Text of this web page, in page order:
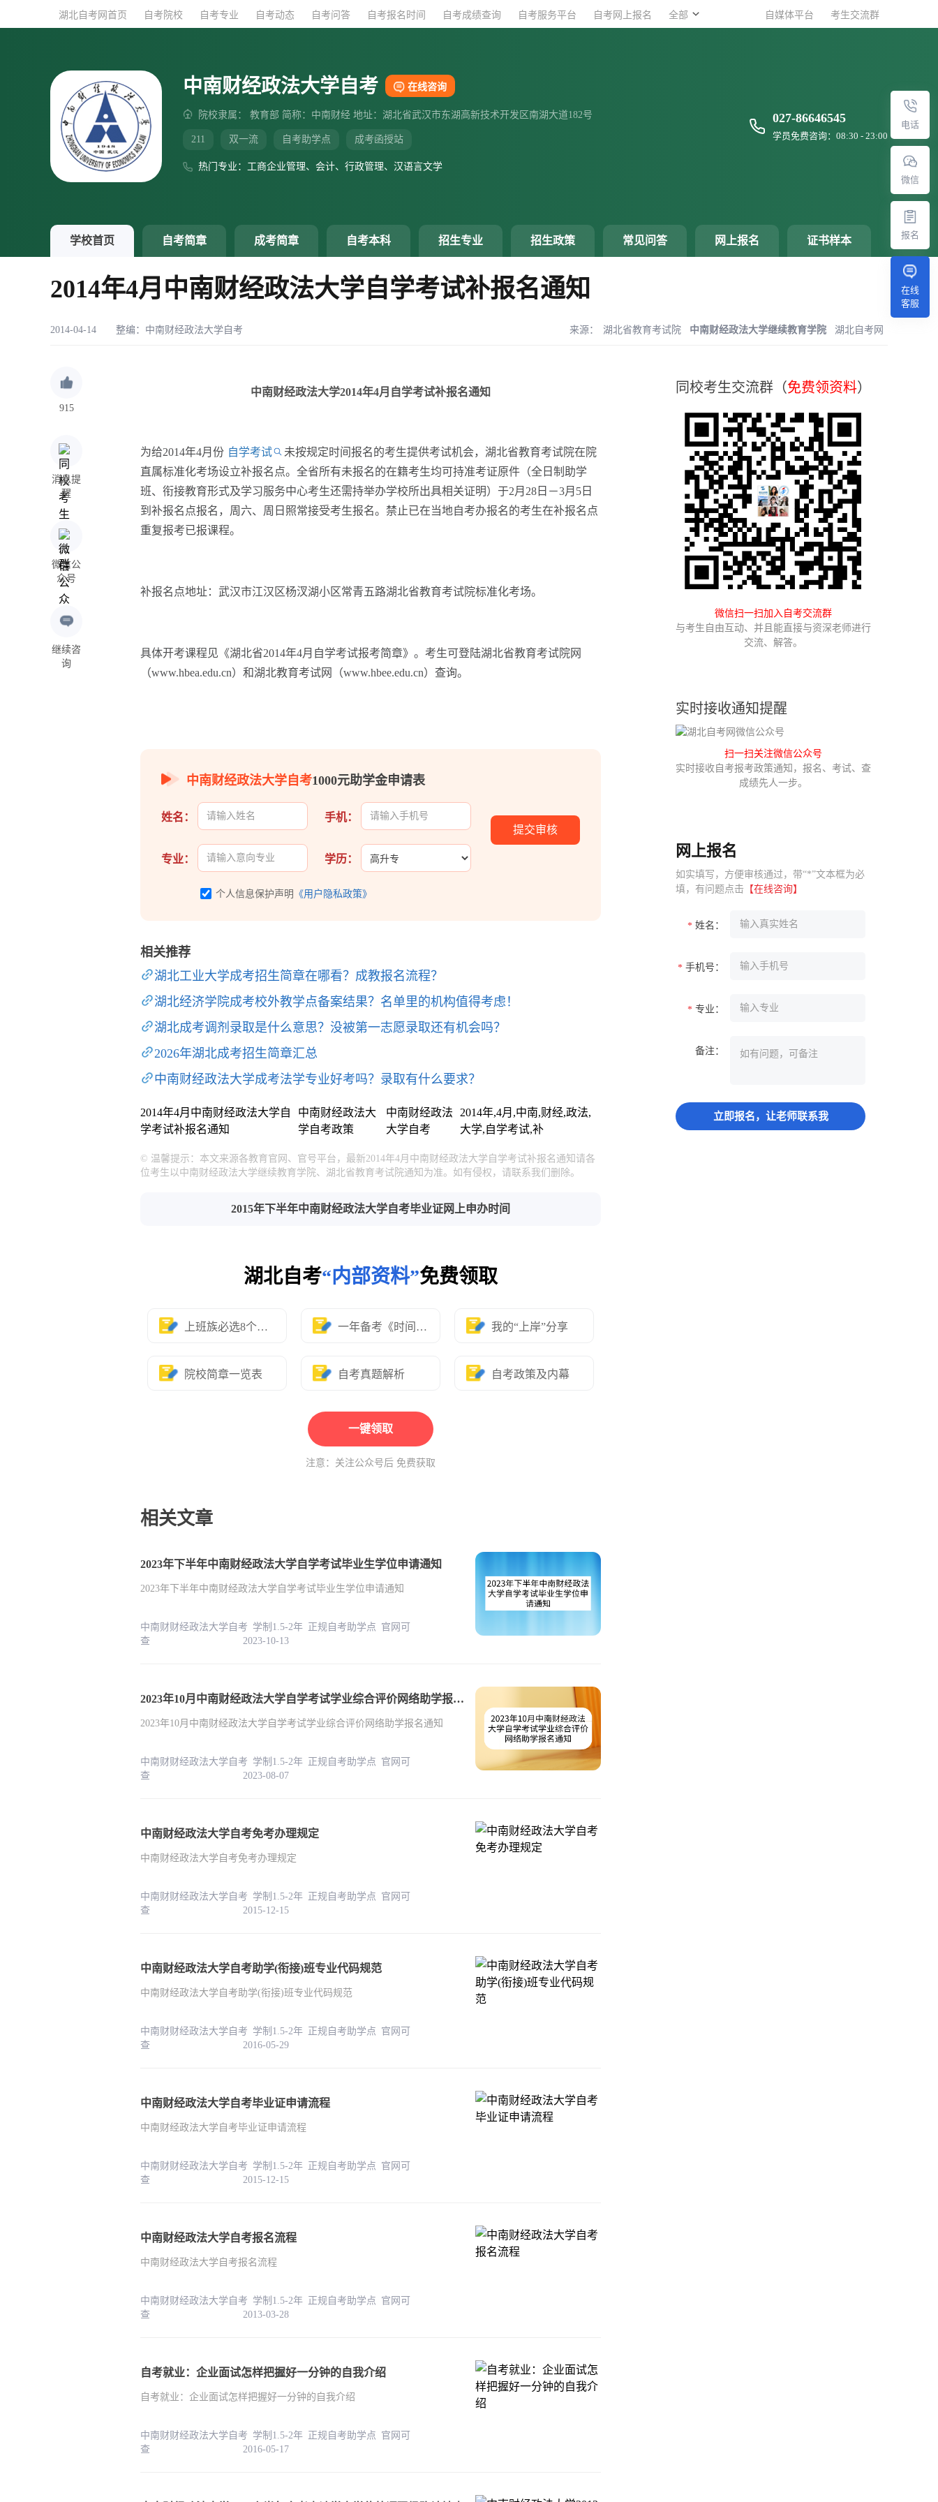
湖北自考网首页 自考院校 自考专业 自考动态 自考问答 自考报名时间 自考成绩查询 自考服务平台 自考网上报名 全部 自媒体平台 考生交流群
中南财经政法大学自考 在线咨询
院校隶属： 教育部 简称：中南财经 地址：湖北省武汉市东湖高新技术开发区南湖大道182号
211 双一流 自考助学点 成考函授站
热门专业：工商企业管理、会计、行政管理、汉语言文学
027-86646545
学员免费咨询：08:30 - 23:00
学校首页 自考简章 成考简章 自考本科 招生专业 招生政策 常见问答 网上报名 证书样本
电话
微信
报名
在线
客服
2014年4月中南财经政法大学自学考试补报名通知
2014-04-14 整编： 中南财经政法大学自考 来源： 湖北省教育考试院 中南财经政法大学继续教育学院 湖北自考网
915
消息提
醒
微信公
众号
继续咨
询
中南财经政法大学2014年4月自学考试补报名通知
为给2014年4月份 自学考试
未按规定时间报名的考生提供考试机会，湖北省教育考试院在院
直属标准化考场设立补报名点。全省所有未报名的在籍考生均可持准考证原件（全日制助学
班、衔接教育形式及学习服务中心考生还需持举办学校所出具相关证明）于2月28日－3月5日
到补报名点报名，周六、周日照常接受考生报名。禁止已在当地自考办报名的考生在补报名点
重复报考已报课程。
补报名点地址：武汉市江汉区杨汊湖小区常青五路湖北省教育考试院标准化考场。
具体开考课程见《湖北省2014年4月自学考试报考简章》。考生可登陆湖北省教育考试院网
（www.hbea.edu.cn）和湖北教育考试网（www.hbee.edu.cn）查询。
中南财经政法大学自考1000元助学金申请表
姓名： 手机：
专业： 学历：
个人信息保护声明 《用户隐私政策》
相关推荐
湖北工业大学成考招生简章在哪看？成教报名流程？
湖北经济学院成考校外教学点备案结果？名单里的机构值得考虑！
湖北成考调剂录取是什么意思？没被第一志愿录取还有机会吗？
2026年湖北成考招生简章汇总
中南财经政法大学成考法学专业好考吗？录取有什么要求？
2014年4月中南财经政法大学自
学考试补报名通知
中南财经政法大
学自考政策
中南财经政法
大学自考
2014年,4月,中南,财经,政法,
大学,自学考试,补
© 温馨提示：本文来源各教育官网、官号平台，最新2014年4月中南财经政法大学自学考试补报名通知请各
位考生以中南财经政法大学继续教育学院、湖北省教育考试院通知为准。如有侵权，请联系我们删除。
2015年下半年中南财经政法大学自考毕业证网上申办时间
湖北自考“内部资料”免费领取
上班族必选8个专业 一年备考《时间表》 我的“上岸”分享
院校简章一览表 自考真题解析 自考政策及内幕
一键领取
注意：关注公众号后 免费获取
相关文章
2023年下半年中南财经政法大学自学考试毕业生学位申请通知
2023年下半年中南财经政法大学自学考试毕业生学位申请通知
中南财财经政法大学自考 学制1.5-2年 正规自考助学点 官网可
查 2023-10-13
2023年10月中南财经政法大学自学考试学业综合评价网络助学报名通知
2023年10月中南财经政法大学自学考试学业综合评价网络助学报名通知
中南财财经政法大学自考 学制1.5-2年 正规自考助学点 官网可
查 2023-08-07
中南财经政法大学自考免考办理规定
中南财经政法大学自考免考办理规定
中南财财经政法大学自考 学制1.5-2年 正规自考助学点 官网可
查 2015-12-15
中南财经政法大学自考助学(衔接)班专业代码规范
中南财经政法大学自考助学(衔接)班专业代码规范
中南财财经政法大学自考 学制1.5-2年 正规自考助学点 官网可
查 2016-05-29
中南财经政法大学自考毕业证申请流程
中南财经政法大学自考毕业证申请流程
中南财财经政法大学自考 学制1.5-2年 正规自考助学点 官网可
查 2015-12-15
中南财经政法大学自考报名流程
中南财经政法大学自考报名流程
中南财财经政法大学自考 学制1.5-2年 正规自考助学点 官网可
查 2013-03-28
自考就业：企业面试怎样把握好一分钟的自我介绍
自考就业：企业面试怎样把握好一分钟的自我介绍
中南财财经政法大学自考 学制1.5-2年 正规自考助学点 官网可
查 2016-05-17
同校考生交流群（免费领资料）
微信扫一扫加入自考交流群
与考生自由互动、并且能直接与资深老师进行
交流、解答。
湖北自考网首页 自考院校 自考专业 自考动态 自考问答 自考报名时间 自考成绩查询 自考服务平台 自考网上报名 全部 自媒体平台 考生交流群
实时接收通知提醒
扫一扫关注微信公众号
实时接收自考报考政策通知，报名、考试、查
成绩先人一步。
网上报名
如实填写，方便审核通过，带“*”文本框为必
填，有问题点击 【在线咨询】
* 姓名：
* 手机号：
* 专业：
备注：